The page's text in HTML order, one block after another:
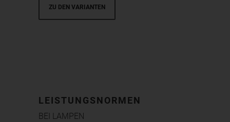
ZU DEN VARIANTEN
LEISTUNGSNORMEN
BEI LAMPEN